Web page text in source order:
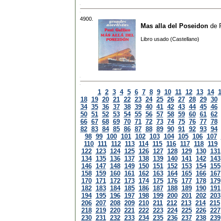
4900.
Mas alla del Poseidon de
Libro usado (Castellano)
1 2 3 4 5 6 7 8 9 10 11 12 13 14
18 19 20 21 22 23 24 25 26 27 28 29 30
34 35 36 37 38 39 40 41 42 43 44 45 46
50 51 52 53 54 55 56 57 58 59 60 61 62
66 67 68 69 70 71 72 73 74 75 76 77 78
82 83 84 85 86 87 88 89 90 91 92 93 94
98 99 100 101 102 103 104 105 106 107
110 111 112 113 114 115 116 117 118 119
122 123 124 125 126 127 128 129 130 131
134 135 136 137 138 139 140 141 142 143
146 147 148 149 150 151 152 153 154 155
158 159 160 161 162 163 164 165 166 167
170 171 172 173 174 175 176 177 178 179
182 183 184 185 186 187 188 189 190 191
194 195 196 197 198 199 200 201 202 203
206 207 208 209 210 211 212 213 214 215
218 219 220 221 222 223 224 225 226 227
230 231 232 233 234 235 236 237 238 239